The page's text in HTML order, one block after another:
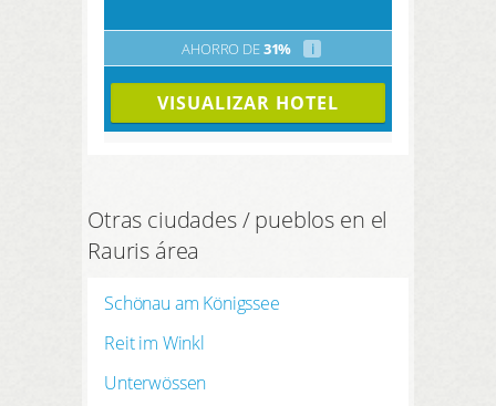
AHORRO DE31% i
VISUALIZAR HOTEL
Otras ciudades / pueblos en el
Rauris área
Schönau am Königssee
Reit im Winkl
Unterwössen